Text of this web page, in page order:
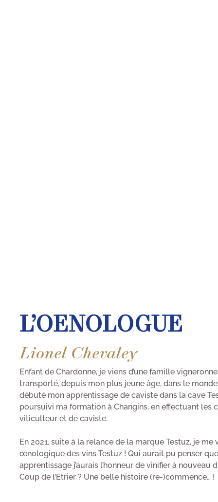
L’OENOLOGUE
Lionel Chevaley
Enfant de Chardonne, je viens d’une famille
transporté, depuis mon plus jeune âge, dans le
débuté mon apprentissage de caviste dans la cave
poursuivi ma formation à Changins, en effectuant les
viticulteur et de caviste.
En 2021, suite à la relance de la marque Testuz, je
œnologique des vins Testuz ! Qui aurait pu penser
apprentissage j’aurais l’honneur de vinifier à nouveau
Coup de l’Etrier ? Une belle histoire (re-)commence… !